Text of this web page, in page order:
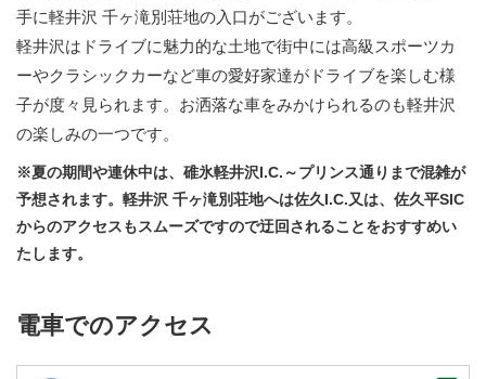
手に軽井沢 千ヶ滝別荘地の入口がございます。
軽井沢はドライブに魅力的な土地で街中には高級スポーツカ
ーやクラシックカーなど車の愛好家達がドライブを楽しむ様
子が度々見られます。お洒落な車をみかけられるのも軽井沢
の楽しみの一つです。
※夏の期間や連休中は、碓氷軽井沢I.C.～プリンス通りまで混雑が
予想されます。軽井沢 千ヶ滝別荘地へは佐久I.C.又は、佐久平SIC
からのアクセスもスムーズですので迂回されることをおすすめい
たします。
電車でのアクセス